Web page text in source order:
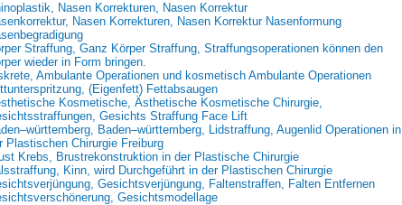
Nasen Korrekturen, Nasen Korrektur
Nasen Korrekturen, Nasen Korrektur Nasenformung
Straffung, Ganz Körper Straffung, Straffungsoperationen können den
wieder in Form bringen.
Ambulante Operationen und kosmetisch Ambulante Operationen
(Eigenfett) Fettabsaugen
Kosmetische, Ästhetische Kosmetische Chirurgie,
Gesichts Straffung Face Lift
Baden–württemberg, Lidstraffung, Augenlid Operationen in
Plastischen Chirurgie Freiburg
Krebs, Brustrekonstruktion in der Plastische Chirurgie
Kinn, wird Durchgeführt in der Plastischen Chirurgie
Gesichtsverjüngung, Faltenstraffen, Falten Entfernen
Gesichtsmodellage